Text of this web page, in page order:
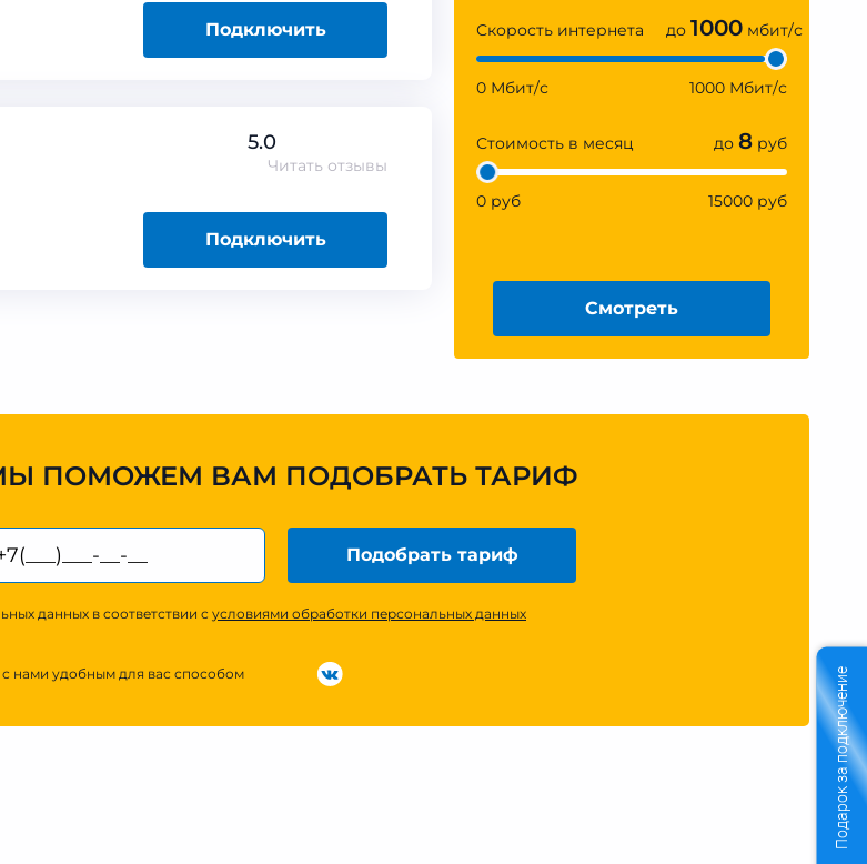
Подключить
5.0
Читать отзывы
Подключить
Скорость интернета до 1000 мбит/с
0 Мбит/с 1000 Мбит/с
Стоимость в месяц до 8 руб
0 руб 15000 руб
Смотреть
ПОМОЖЕМ ВАМ ПОДОБРАТЬ ТАРИФ
Подобрать тариф
данных в соответствии с условиями обработки персональных данных
нами удобным для вас способом Подарок за подключение